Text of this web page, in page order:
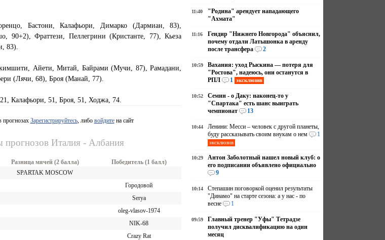
Бастони, Калафьори, Димарко (Дармиан, 83),
90+2), Фраттези, Пеллегрини (Кристанте, 77), Кьеза
83).
Айети, Митай, Байрами (Мучи, 87), Рамадани,
(Лячи, 68), Броя (Манай, 77).
Калафьори, 51, Броя, 51, Ходжа, 74.
прогнозах Зарегистрируйтесь, либо войдитена сайт
прогнозов Италия - Албания
Разница мячей (2 балла)
Победитель (1 балл)
SPARTAK MOSCOW
Городовой
Serya
oleg-vlasov-1974
NIK-68
Crazy Rat
11:40
"Родина" арендует нападающего
"Ахмата"
11:16
Гендир "Нижнего Новгорода" объяснил,
почему отдали Латышонка в аренду
после трансфера
2
10:59
Вахания: уход Рыскина — потеря для
"Ростова", надеюсь, они останутся в
РПЛ
1 эксклюзив
10:52
Семин - о Даку: наконец-то у
"Спартака" есть шанс выиграть
чемпионат
13
10:44
Ленини: Месси – человек с другой планеты,
буду рассказывать своим внукам о нем
1
эксклюзив
10:29
Антон Заболотный нашел новый клуб: о
его подписании объявлено официально
9
10:14
Степашин поговоркой оценил результаты
"Динамо" на старте сезона: а у нас - по
весне
1
09:59
Главный тренер "Уфы" Тетрадзе
получил дисквалификацию на один
месяц